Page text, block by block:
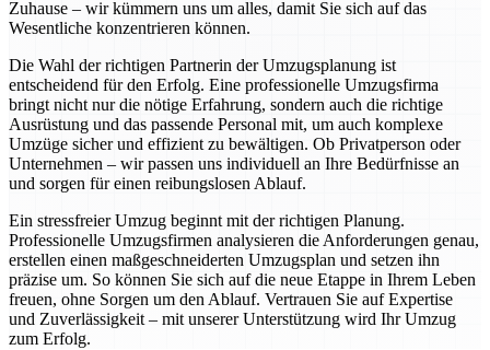
Zuhause – wir kümmern uns um alles, damit Sie sich auf das
Wesentliche konzentrieren können.
Die Wahl der richtigen Partnerin der Umzugsplanung ist
entscheidend für den Erfolg. Eine professionelle Umzugsfirma
bringt nicht nur die nötige Erfahrung, sondern auch die richtige
Ausrüstung und das passende Personal mit, um auch komplexe
Umzüge sicher und effizient zu bewältigen. Ob Privatperson oder
Unternehmen – wir passen uns individuell an Ihre Bedürfnisse an
und sorgen für einen reibungslosen Ablauf.
Ein stressfreier Umzug beginnt mit der richtigen Planung.
Professionelle Umzugsfirmen analysieren die Anforderungen genau,
erstellen einen maßgeschneiderten Umzugsplan und setzen ihn
präzise um. So können Sie sich auf die neue Etappe in Ihrem Leben
freuen, ohne Sorgen um den Ablauf. Vertrauen Sie auf Expertise
und Zuverlässigkeit – mit unserer Unterstützung wird Ihr Umzug
zum Erfolg.